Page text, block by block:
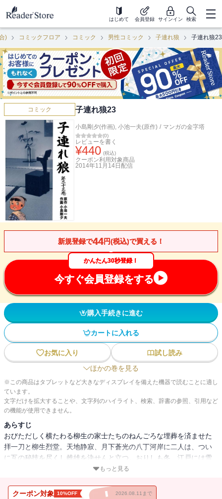
はじめて 会員登録 サインイン 検索
) コミックフロア コミック 男性コミック 子連れ狼 子連れ狼23
コミック 子連れ狼23
小島剛夕(作画), 小池一夫(原作) / マンガの金字塔
(0)
レビューを書く
¥440 (税込)
クーポン利用対象商品
2014年11月14日 配信
新規登録で44円(税込)で買える！
かんたん30秒登録！
今すぐ会員登録をする
購入手続きに進む
カートに入れる
お気に入り
試し読み
ほかの巻を見る
※この商品はタブレットなど大きなディスプレイを備えた機器で読むことに適し
ています。
文字だけを拡大することや、文字列のハイライト、検索、辞書の参照、引用など
の機能が使用できません。
あらすじ
おびただしく横たわる柳生の家士たちのねんごろな埋葬を済ませた
拝一刀と柳生烈堂。天地静寂、月下蒼光の八丁河岸に二人は、つい
に互の秘技を尽くし雌雄を決せんと立つ。おりしも冬、江戸には雪
が降りつつあった・・・・・・。もっと見る
クーポン対象 10%OFF 2026.08.11まで